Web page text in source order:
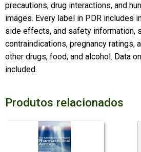
precautions, drug interactions, and
images. Every label in PDR includes
side effects, and safety information,
contraindications, pregnancy ratings,
other drugs, food, and alcohol. Data
included.
Produtos relacionados